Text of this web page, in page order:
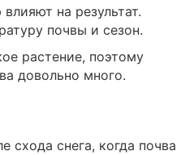
на результат.
почвы и сезон.
растение, поэтому
довольно много.
схода снега, когда почва